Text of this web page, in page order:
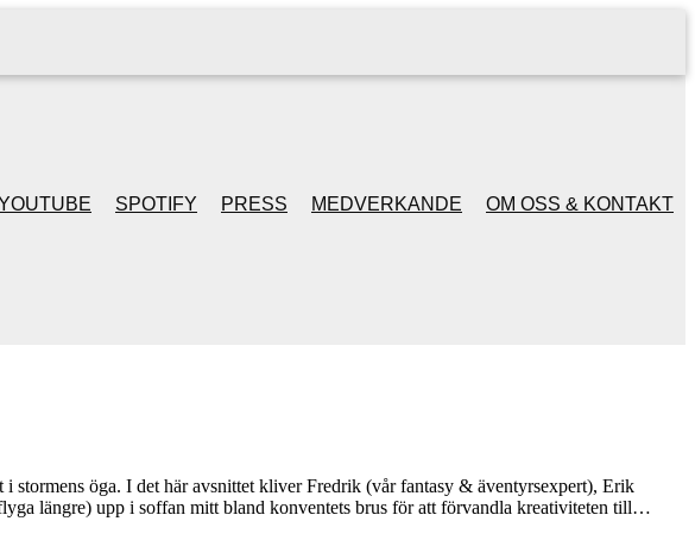
SPOTIFY PRESS MEDVERKANDE OM OSS & KONTAKT
stormens öga. I det här avsnittet kliver Fredrik (vår fantasy & äventyrsexpert), Erik
längre) upp i soffan mitt bland konventets brus för att förvandla kreativiteten till…